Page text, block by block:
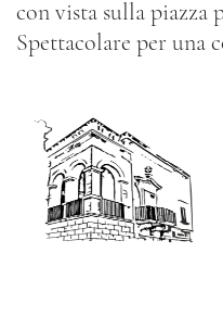
con vista sulla piazza
Spettacolare per una